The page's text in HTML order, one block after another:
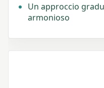
Un approccio
armonioso